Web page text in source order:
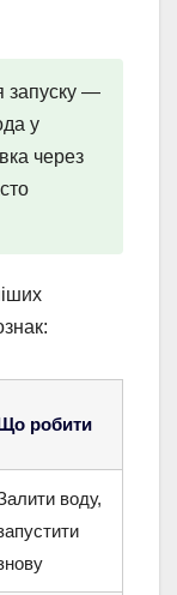
запуску —
у
через
робити
воду,